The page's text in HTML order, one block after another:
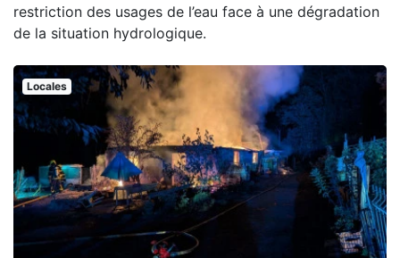
restriction des usages de l’eau face à une dégradation
de la situation hydrologique.
Locales